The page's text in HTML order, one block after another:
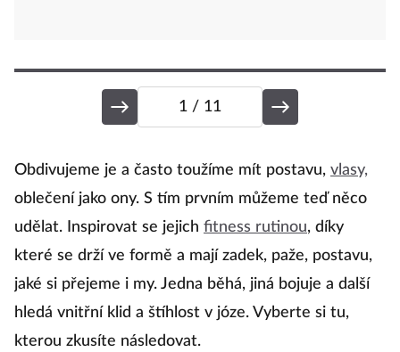
1 / 11
Obdivujeme je a často toužíme mít postavu, vlasy,
oblečení jako ony. S tím prvním můžeme teď něco
udělat. Inspirovat se jejich fitness rutinou, díky
které se drží ve formě a mají zadek, paže, postavu,
jaké si přejeme i my. Jedna běhá, jiná bojuje a další
hledá vnitřní klid a štíhlost v józe. Vyberte si tu,
kterou zkusíte následovat.